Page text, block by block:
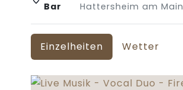
Bar
Hattersheim am Main
Einzelheiten Wetter